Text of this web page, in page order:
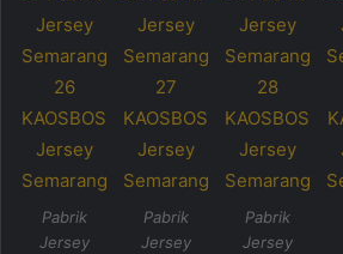
Pabrik
Jersey
Pabrik
Jersey
Pabrik
Jersey